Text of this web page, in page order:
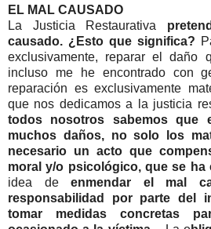
EL MAL CAUSADO
La Justicia Restaurativa
causado. ¿Esto que significa?
exclusivamente, reparar el daño
incluso me he encontrado con
reparación es exclusivamente
que nos dedicamos a la justicia
todos nosotros sabemos que
muchos daños, no solo los
necesario un acto que
moral y/o psicológico, que se ha
idea deenmendar el mal
responsabilidad por parte del
tomar medidas concretas